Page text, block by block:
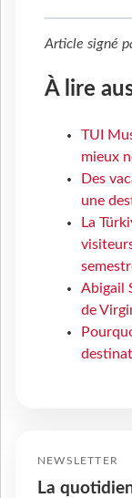
Article signé
À lire
TUI
mieux
Des
une
La
Abigail
de
NEWSLETTER
La